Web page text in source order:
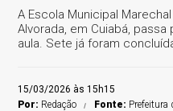
A Escola Municipal
Alvorada, em Cuiabá,
aula. Sete já foram
15/03/2026 às 15h15
Por: Redação Fonte: Prefeitura